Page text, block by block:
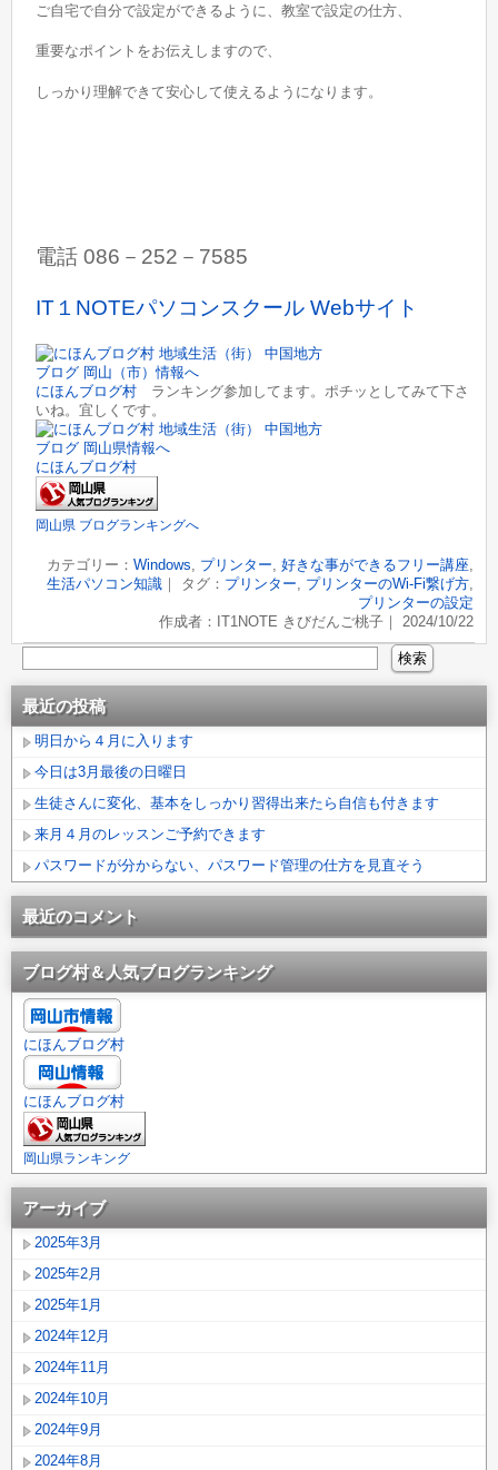
ご自宅で自分で設定ができるように、教室で設定の仕方、
重要なポイントをお伝えしますので、
しっかり理解できて安心して使えるようになります。
電話 086－252－7585
IT１NOTEパソコンスクール Webサイト
にほんブログ村 ランキング参加してます。ポチッとしてみて下さ
いね。宜しくです。
にほんブログ村
岡山県 ブログランキングへ
カテゴリー： Windows プリンター 好きな事ができるフリー講座,
生活パソコン知識｜ タグ： プリンター プリンターのWi-Fi繋げ方,
プリンターの設定
作成者：IT1NOTE きびだんご桃子｜ 2024/10/22
最近の投稿
明日から４月に入ります
今日は3月最後の日曜日
生徒さんに変化、基本をしっかり習得出来たら自信も付きます
来月４月のレッスンご予約できます
パスワードが分からない、パスワード管理の仕方を見直そう
最近のコメント
ブログ村＆人気ブログランキング
にほんブログ村
にほんブログ村
岡山県ランキング
アーカイブ
2025年3月
2025年2月
2025年1月
2024年12月
2024年11月
2024年10月
2024年9月
2024年8月